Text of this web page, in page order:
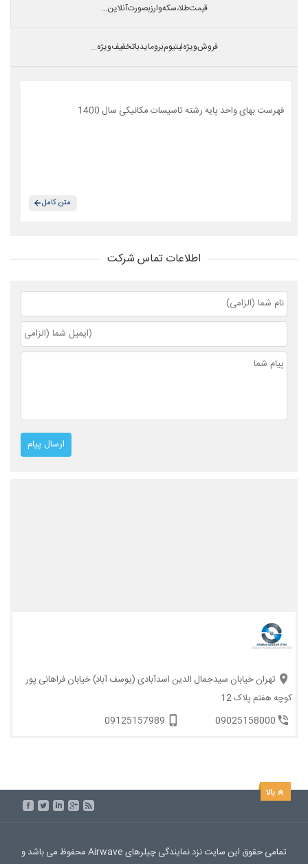
قیمت طلا،سکه و ارز بصورت آنلاین...
فروش ویژه لیتیوم بروماید با تخفیف ویژه...
فهرست بهای واحد پایه رشته تاسیسات مکانیکی سال 1400
متن کامل
اطلاعات تماس شرکت
تهران خیابان سیدجمال الدین اسدآبادی (یوسف آباد) خیابان فراهانی پور
کوچه هفتم پلاک 12
09025158000
09125157989
تمامی حقوق این سایت نزد نمایندگی چیلرهای Airwave محفوظ می باشد و